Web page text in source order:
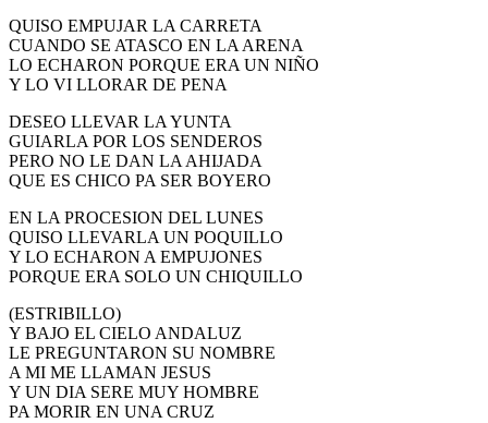
QUISO EMPUJAR LA CARRETA
CUANDO SE ATASCO EN LA ARENA
LO ECHARON PORQUE ERA UN NIÑO
Y LO VI LLORAR DE PENA
DESEO LLEVAR LA YUNTA
GUIARLA POR LOS SENDEROS
PERO NO LE DAN LA AHIJADA
QUE ES CHICO PA SER BOYERO
EN LA PROCESION DEL LUNES
QUISO LLEVARLA UN POQUILLO
Y LO ECHARON A EMPUJONES
PORQUE ERA SOLO UN CHIQUILLO
(ESTRIBILLO)
Y BAJO EL CIELO ANDALUZ
LE PREGUNTARON SU NOMBRE
A MI ME LLAMAN JESUS
Y UN DIA SERE MUY HOMBRE
PA MORIR EN UNA CRUZ
Rocío?
Quiero hacer el camino,¿que tengo que hacer?